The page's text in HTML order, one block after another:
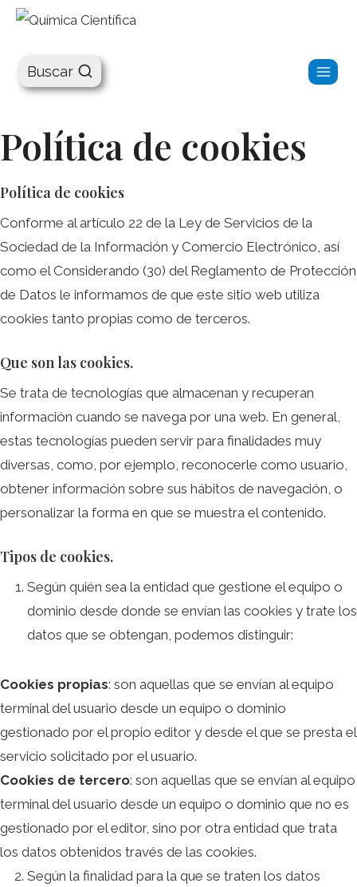
Buscar
Política de cookies
Política de cookies
Conforme al artículo 22 de la Ley de Servicios de la
Sociedad de la Información y Comercio Electrónico, así
como el Considerando (30) del Reglamento de Protección
de Datos le informamos de que este sitio web utiliza
cookies tanto propias como de terceros.
Que son las cookies.
Se trata de tecnologías que almacenan y recuperan
información cuando se navega por una web. En general,
estas tecnologías pueden servir para finalidades muy
diversas, como, por ejemplo, reconocerle como usuario,
obtener información sobre sus hábitos de navegación, o
personalizar la forma en que se muestra el contenido.
Tipos de cookies.
Según quién sea la entidad que gestione el equipo o
dominio desde donde se envían las cookies y trate los
datos que se obtengan, podemos distinguir:
Cookies propias: son aquellas que se envían al equipo
terminal del usuario desde un equipo o dominio
gestionado por el propio editor y desde el que se presta el
servicio solicitado por el usuario.
Cookies de tercero: son aquellas que se envían al equipo
terminal del usuario desde un equipo o dominio que no es
gestionado por el editor, sino por otra entidad que trata
los datos obtenidos través de las cookies.
Según la finalidad para la que se traten los datos